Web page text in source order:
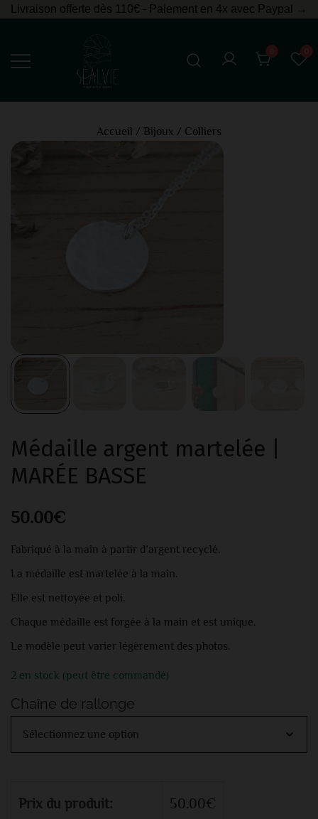
Livraison offerte dès 110€ - Paiement en 4x avec Paypal →
Accueil / Bijoux / Colliers
Médaille argent martelée |
MARÉE BASSE
50.00€
Fabriqué à la main à partir d’argent recyclé.
La médaille est martelée à la main.
Elle est nettoyée et poli.
Chaque médaille est forgée à la main et est unique.
Le modèle peut varier légèrement des photos.
2 en stock (peut être commandé)
Chaîne de rallonge
Prix du produit: 50.00€